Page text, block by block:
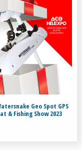
Geo Spot GPS
& Fishing Show 2023